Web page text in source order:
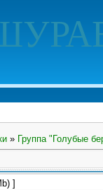
» Группа "Голубые
]